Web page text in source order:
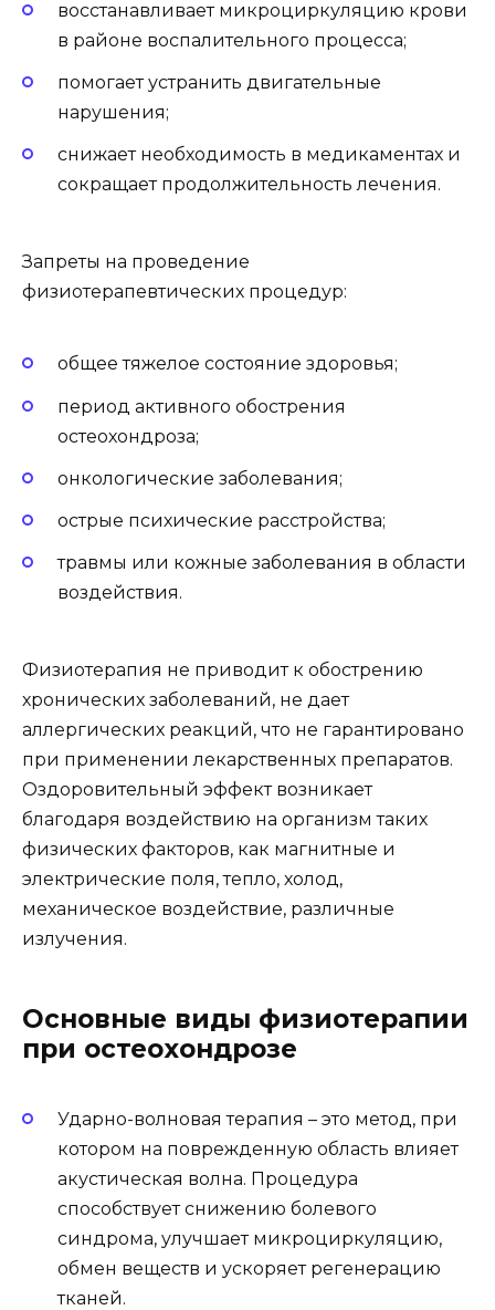
восстанавливает микроциркуляцию крови
в районе воспалительного процесса;
помогает устранить двигательные
нарушения;
снижает необходимость в медикаментах и
сокращает продолжительность лечения.
Запреты на проведение
физиотерапевтических процедур:
общее тяжелое состояние здоровья;
период активного обострения
остеохондроза;
онкологические заболевания;
острые психические расстройства;
травмы или кожные заболевания в области
воздействия.
Физиотерапия не приводит к обострению
хронических заболеваний, не дает
аллергических реакций, что не гарантировано
при применении лекарственных препаратов.
Оздоровительный эффект возникает
благодаря воздействию на организм таких
физических факторов, как магнитные и
электрические поля, тепло, холод,
механическое воздействие, различные
излучения.
Основные виды физиотерапии
при остеохондрозе
Ударно-волновая терапия – это метод, при
котором на поврежденную область влияет
акустическая волна. Процедура
способствует снижению болевого
синдрома, улучшает микроциркуляцию,
обмен веществ и ускоряет регенерацию
тканей.